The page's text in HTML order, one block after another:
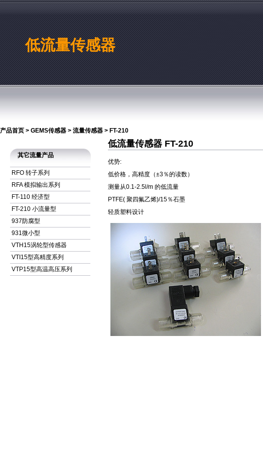
低流量传感器
产品首页 > GEMS传感器 > 流量传感器 > FT-210
其它流量产品
RFO 转子系列
RFA 模拟输出系列
FT-110 经济型
FT-210 小流量型
937防腐型
931微小型
VTH15涡轮型传感器
VTI15型高精度系列
VTP15型高温高压系列
低流量传感器 FT-210
优势:
低价格，高精度（±3％的读数）
测量从0.1-2.5l/m 的低流量
PTFE( 聚四氟乙烯)/15％石墨
轻质塑料设计